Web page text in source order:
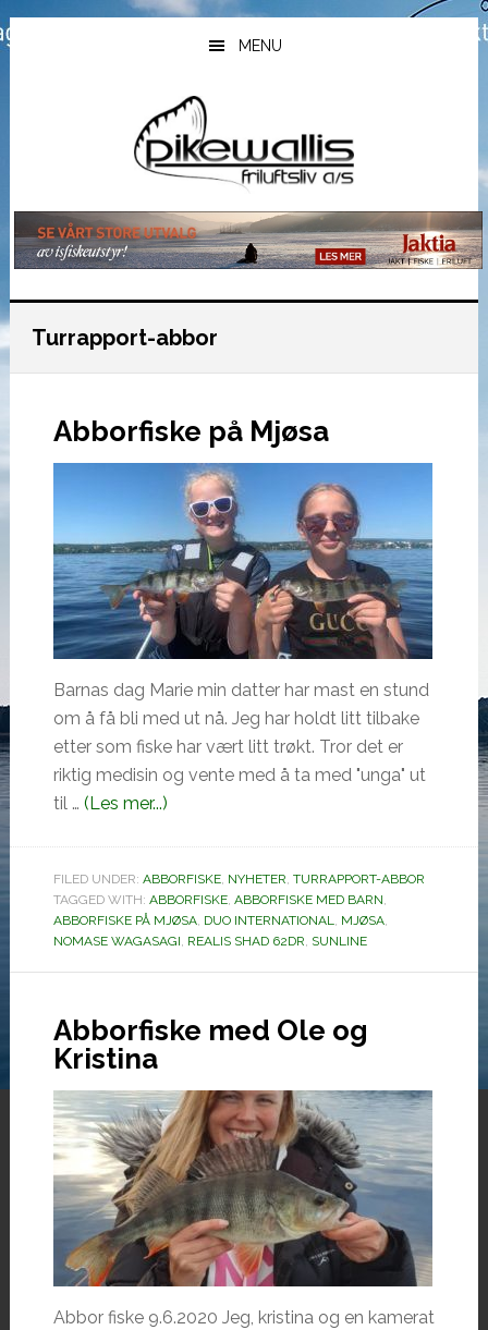
Hopp
til
Hopp
til
Hopp
til
MENU
Turrapport-abbor
Abborfiske på Mjøsa
Barnas dag Marie min datter har mast en stund
om å få bli med ut nå. Jeg har holdt litt tilbake
etter som fiske har vært litt trøkt. Tror det er
riktig medisin og vente med å ta med "unga" ut
til … (Les mer...)omAbborfiske
FILED UNDER: ABBORFISKE, NYHETER, TURRAPPORT-ABBOR
TAGGED WITH: ABBORFISKE, ABBORFISKE MED BARN,
ABBORFISKE PÅ MJØSA, DUO INTERNATIONAL, MJØSA,
NOMASE WAGASAGI, REALIS SHAD 62DR, SUNLINE
Abborfiske med Ole og
Kristina
Abbor fiske 9.6.2020 Jeg, kristina og en kamerat